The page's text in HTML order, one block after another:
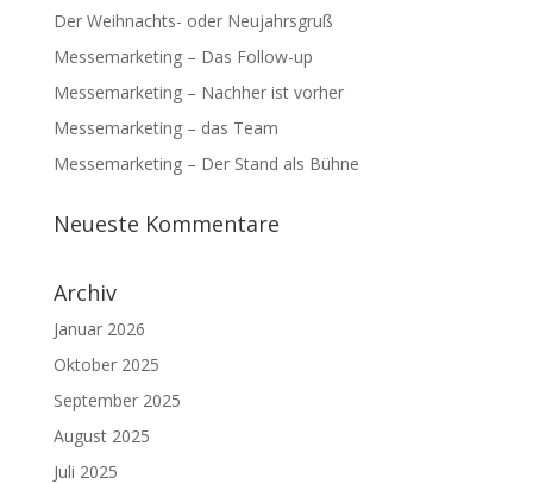
Der Weihnachts- oder Neujahrsgruß
Messemarketing – Das Follow-up
Messemarketing – Nachher ist vorher
Messemarketing – das Team
Messemarketing – Der Stand als Bühne
Neueste Kommentare
Archiv
Januar 2026
Oktober 2025
September 2025
August 2025
Juli 2025